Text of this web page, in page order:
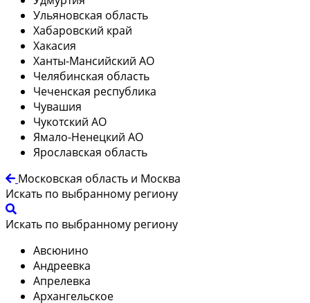
Ульяновская область
Хабаровский край
Хакасия
Ханты-Мансийский АО
Челябинская область
Чеченская республика
Чувашия
Чукотский АО
Ямало-Ненецкий АО
Ярославская область
Московская область и Москва
Искать по выбранному региону
Искать по выбранному региону
Авсюнино
Андреевка
Апрелевка
Архангельское